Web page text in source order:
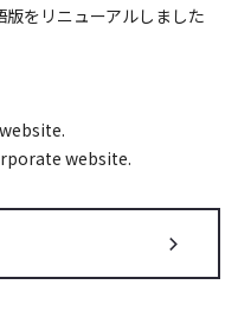
をリニューアルしました
website.